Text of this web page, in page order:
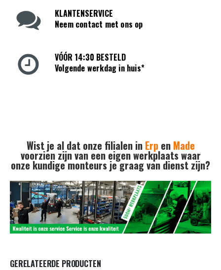
KLANTENSERVICE
Neem contact met ons op
VÓÓR 14:30 BESTELD
Volgende werkdag in huis*
Wist je al dat onze filialen in Erpen Made
voorzien zijn van een eigen werkplaats waar
onze kundige monteurs je graag van dienst zijn?
GERELATEERDE PRODUCTEN